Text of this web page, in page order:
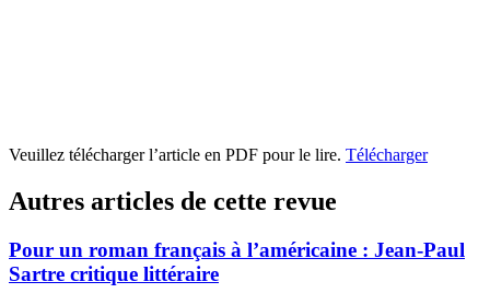
Veuillez télécharger l’article en PDF pour le lire. Télécharger
Autres articles de cette revue
Pour un roman français à l’américaine : Jean-Paul
Sartre critique littéraire